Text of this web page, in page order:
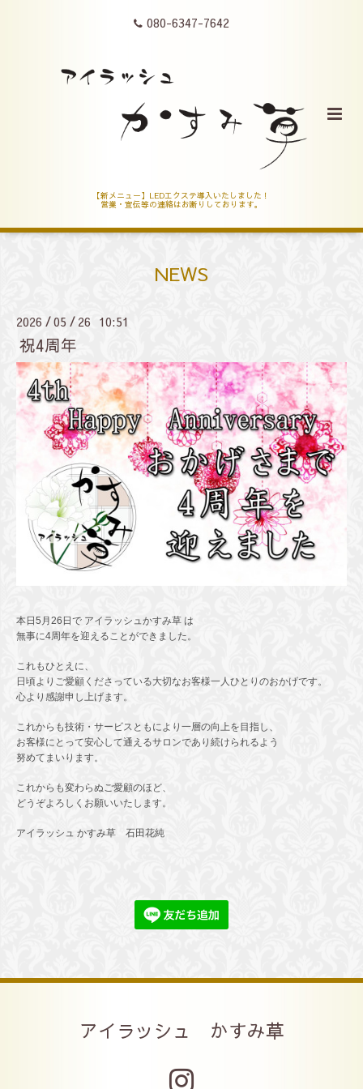
080-6347-7642
【新メニュー】LEDエクステ導入いたしました！
営業・宣伝等の連絡はお断りしております。
NEWS
2026 /05 / 26 10:51
祝4周年
本日5月26日で アイラッシュかすみ草 は
無事に4周年を迎えることができました。
これもひとえに、
日頃よりご愛顧くださっている大切なお客様一人ひとりのおかげです。
心より感謝申し上げます。
これからも技術・サービスともにより一層の向上を目指し、
お客様にとって安心して通えるサロンであり続けられるよう
努めてまいります。
これからも変わらぬご愛顧のほど、
どうぞよろしくお願いいたします。
アイラッシュ かすみ草 石田花純
アイラッシュ かすみ草